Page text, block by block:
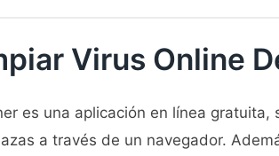
Virus Online
es una aplicación en línea
a través de un navegador.